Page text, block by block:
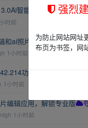
智能修图照片编辑【夸
时前
和ai照片生成器【软件】
1小时前
功能强大的照片编辑
1小时前
编辑应用，解锁专业版
1小时前
强烈
为防止网站网址
布页为书签，网